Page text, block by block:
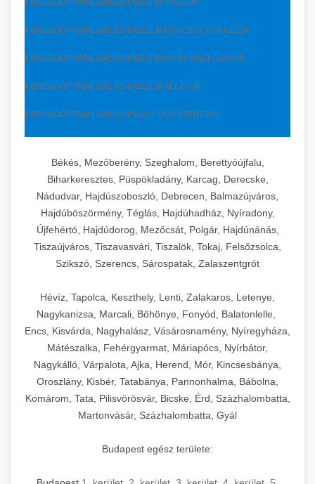
KERESŐOPTIMALIZÁLÁS FABLE III INTERJÚ
KERESŐOPTIMALIZÁLÁS FABLE III KONCEPCIÓ RAJZOK
KERESŐOPTIMALIZÁLÁS FABLE III MORF VÁLTOZÁSOK
KERESŐOPTIMALIZÁLÁS FABLE III ÁLLATOK
KERESŐOPTIMALIZÁLÁS PAULA TISO SZEREPEI
Békés, Mezőberény, Szeghalom, Berettyóújfalu,
Biharkeresztes, Püspökladány, Karcag, Derecske,
Nádudvar, Hajdúszoboszló, Debrecen, Balmazújváros,
Hajdúböszörmény, Téglás, Hajdúhadház, Nyíradony,
Újfehértó, Hajdúdorog, Mezőcsát, Polgár, Hajdúnánás,
Tiszaújváros, Tiszavasvári, Tiszalök, Tokaj, Felsőzsolca,
Szikszó, Szerencs, Sárospatak, Zalaszentgrót
Hévíz, Tapolca, Keszthely, Lenti, Zalakaros, Letenye,
Nagykanizsa, Marcali, Böhönye, Fonyód, Balatonlelle,
Encs, Kisvárda, Nagyhalász, Vásárosnamény, Nyíregyháza,
Mátészalka, Fehérgyarmat, Máriapócs, Nyírbátor,
Nagykálló, Várpalota, Ajka, Herend, Mór, Kincsesbánya,
Oroszlány, Kisbér, Tatabánya, Pannonhalma, Bábolna,
Komárom, Tata, Pilisvörösvár, Bicske, Érd, Százhalombatta,
Martonvásár, Százhalombatta, Gyál
Budapest egész területe: